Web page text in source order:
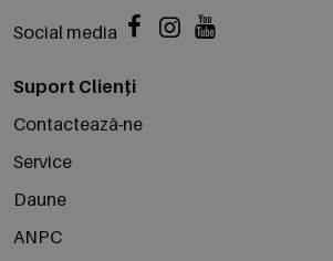
Social media
Suport Clienți
Contactează-ne
Service
Daune
ANPC